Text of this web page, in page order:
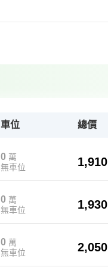
車位 總價
0 萬
無車位
1,910
0 萬
無車位
1,930
0 萬
無車位
2,050